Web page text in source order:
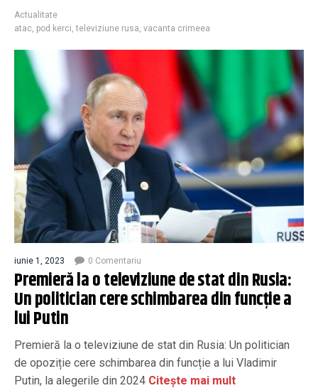
Actualitate
atac, pod kerci,televiziune rusa, vacanta crimeea
iunie 1, 2023 0 Comentariu
Premieră la o televiziune de stat din Rusia:
Un politician cere schimbarea din funcție a
lui Putin
Premieră la o televiziune de stat din Rusia: Un politician
de opoziție cere schimbarea din funcție a lui Vladimir
Putin, la alegerile din 2024 Citește mai mult